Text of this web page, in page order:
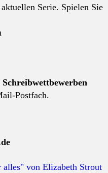
Serie. Spielen Sie
Postfach.